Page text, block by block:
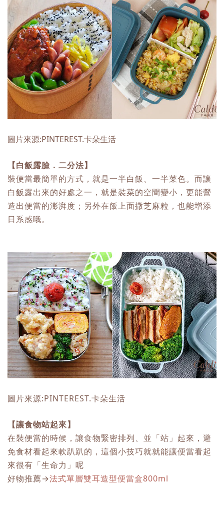
圖片來源:PINTEREST.卡朵生活
【白飯露臉．二分法】
裝便當最簡單的方式，就是一半白飯、一半菜色。而讓
白飯露出來的好處之一，就是裝菜的空間變小，更能營
造出便當的澎湃度；另外在飯上面撒芝麻粒，也能增添
日系感哦。
圖片來源:PINTEREST.卡朵生活
【讓食物站起來】
在裝便當的時候，讓食物緊密排列、並「站」起來，避
免食材看起來軟趴趴的，這個小技巧就就能讓便當看起
來很有「生命力」呢
好物推薦→法式單層雙耳造型便當盒800ml